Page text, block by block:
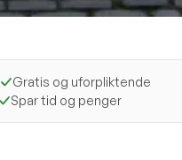
Gratis og uforpliktende
Spar tid og penger